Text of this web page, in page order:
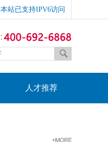
本站已支持IPV6访问
人才推荐